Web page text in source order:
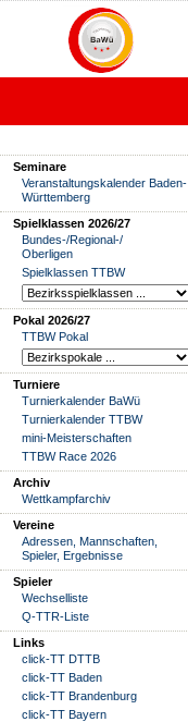
Seminare
Veranstaltungskalender Baden-
Württemberg
Spielklassen 2026/27
Bundes-/Regional-/
Oberligen
Spielklassen TTBW
Pokal 2026/27
TTBW Pokal
Turniere
Turnierkalender BaWü
Turnierkalender TTBW
mini-Meisterschaften
TTBW Race 2026
Archiv
Wettkampfarchiv
Vereine
Adressen, Mannschaften,
Spieler, Ergebnisse
Spieler
Wechselliste
Q-TTR-Liste
Links
click-TT DTTB
click-TT Baden
click-TT Brandenburg
click-TT Bayern